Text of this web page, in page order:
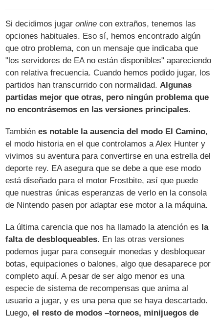
Si decidimos jugaronline con extraños, tenemos las
opciones habituales. Eso sí, hemos encontrado algún
que otro problema, con un mensaje que indicaba que
"los servidores de EA no están disponibles" apareciendo
con relativa frecuencia. Cuando hemos podido jugar, los
partidos han transcurrido con normalidad. Algunas
partidas mejor que otras, pero ningún problema que
no encontrásemos en las versiones principales.
Tambiénes notable la ausencia del modo El Camino,
el modo historia en el que controlamos a Alex Hunter y
vivimos su aventura para convertirse en una estrella del
deporte rey. EA asegura que se debe a que ese modo
está diseñado para el motor Frostbite, así que puede
que nuestras únicas esperanzas de verlo en la consola
de Nintendo pasen por adaptar ese motor a la máquina.
La última carencia que nos ha llamado la atención es la
falta de desbloqueables. En las otras versiones
podemos jugar para conseguir monedas y desbloquear
botas, equipaciones o balones, algo que desaparece por
completo aquí. A pesar de ser algo menor es una
especie de sistema de recompensas que anima al
usuario a jugar, y es una pena que se haya descartado.
Luego,el resto de modos –torneos, minijuegos de